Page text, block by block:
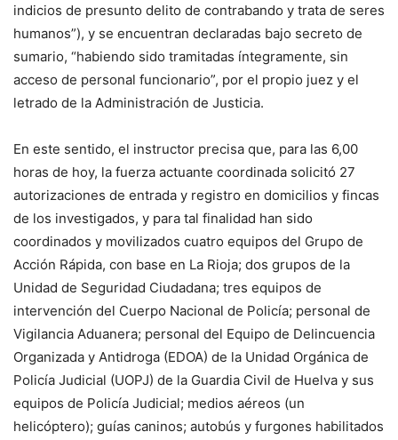
indicios de presunto delito de contrabando y trata de seres
humanos”), y se encuentran declaradas bajo secreto de
sumario, “habiendo sido tramitadas íntegramente, sin
acceso de personal funcionario”, por el propio juez y el
letrado de la Administración de Justicia.
En este sentido, el instructor precisa que, para las 6,00
horas de hoy, la fuerza actuante coordinada solicitó 27
autorizaciones de entrada y registro en domicilios y fincas
de los investigados, y para tal finalidad han sido
coordinados y movilizados cuatro equipos del Grupo de
Acción Rápida, con base en La Rioja; dos grupos de la
Unidad de Seguridad Ciudadana; tres equipos de
intervención del Cuerpo Nacional de Policía; personal de
Vigilancia Aduanera; personal del Equipo de Delincuencia
Organizada y Antidroga (EDOA) de la Unidad Orgánica de
Policía Judicial (UOPJ) de la Guardia Civil de Huelva y sus
equipos de Policía Judicial; medios aéreos (un
helicóptero); guías caninos; autobús y furgones habilitados